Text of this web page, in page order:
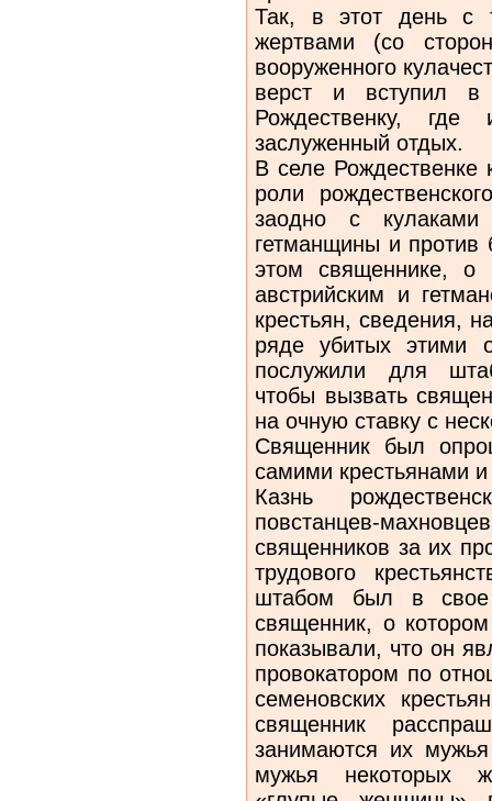
Так, в этот день с
жертвами (со
вооруженного
верст и вступил
Рождественку,
заслуженный отдых.
В селе Рождественке
роли
заодно с
гетманщины и против
этом священнике, о
австрийским и
крестьян, сведения,
ряде убитых этими
послужили для
чтобы вызвать
на очную ставку с
Священник был
самими крестьянами
Казнь
повстанцев-
священников за их
трудового
штабом был в свое
священник, о
показывали, что он
провокатором по
семеновских
священник
занимаются их
мужья некоторых